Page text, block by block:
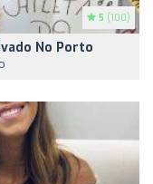
5 (100)
No Porto